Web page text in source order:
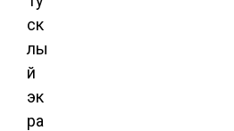
ск
лы
й
эк
ра